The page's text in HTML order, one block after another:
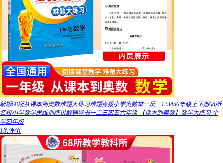
新版68所从课本到奥数难题大练习难题点拨小学奥数举一反三123456年级上下册68所
名校小学数学思维训练讲解辅导书一二三四五六年级 【课本到奥数】数学大练习 小
学四年级
1条评价